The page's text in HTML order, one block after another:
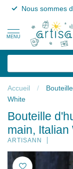
Nous sommes
MENU
Accueil /
White
Bouteille
main, Italian
ARTISANN